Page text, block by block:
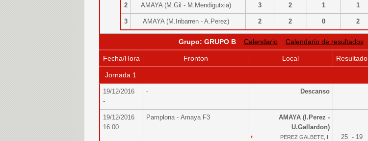
2 AMAYA (M.Gil - M.Mendigutxia) 3 2 1 1
3 AMAYA (M.Iribarren - A.Perez) 2 2 0 2
Grupo: GRUPO B Calendario Calendario de resultados
Fecha/Hora Fronton Local Resultado
Jornada 1
19/12/2016
-
- Descanso
19/12/2016
16:00
Pamplona - Amaya F3
AMAYA (I.Perez -
U.Gallardon)
PEREZ GALBETE, I.
25 - 19